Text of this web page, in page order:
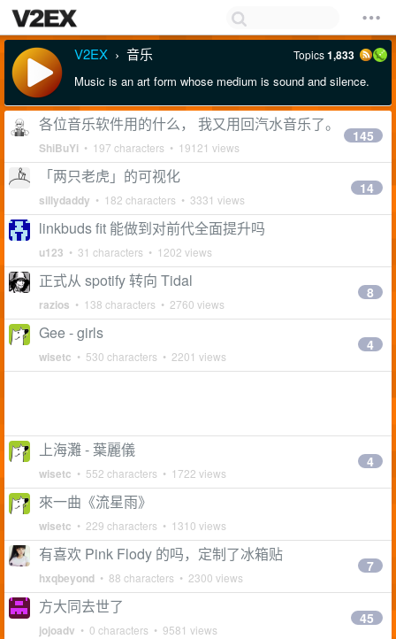
V2EX › 音乐 Topics1,833
Music is an art form whose medium is sound and silence.
各位音乐软件用的什么， 我又用回汽水音乐了。
ShiBuYi • 197 characters • 19121 views
145
「两只老虎」的可视化
sillydaddy • 182 characters • 3331 views
14
linkbuds fit 能做到对前代全面提升吗
u123 • 31 characters • 1202 views
正式从 spotify 转向 Tidal
razios • 138 characters • 2760 views
8
Gee - girls
wisetc • 530 characters • 2201 views
4
上海灘 - 葉麗儀
wisetc • 552 characters • 1722 views
4
來一曲《流星雨》
wisetc • 229 characters • 1310 views
有喜欢 Pink Flody 的吗，定制了冰箱贴
hxqbeyond • 88 characters • 2300 views
7
方大同去世了
jojoadv • 0 characters • 9581 views
45